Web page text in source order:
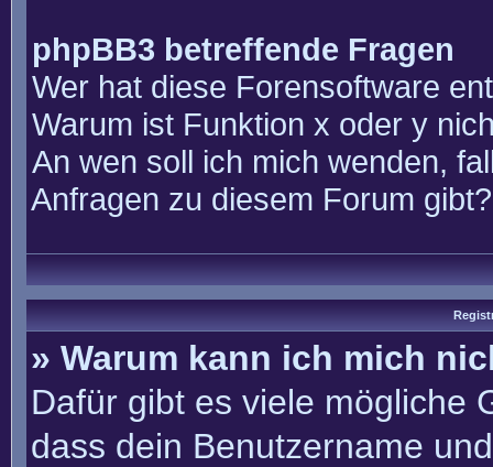
phpBB3 betreffende Fragen
Wer hat diese Forensoftware
Warum ist Funktion x oder y
An wen soll ich mich wenden,
Anfragen zu diesem Forum gibt?
» Warum kann ich mich
Dafür gibt es viele mögliche
dass dein Benutzername